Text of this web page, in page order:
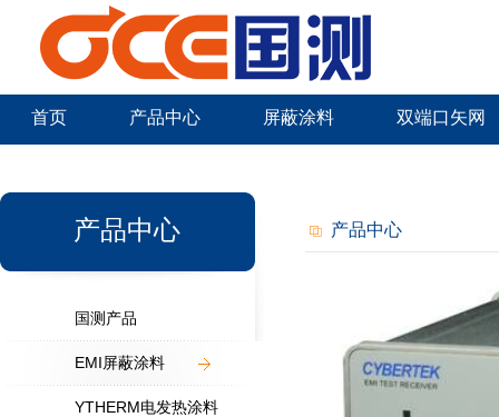
首页 产品中心 屏蔽涂料 双端口矢网
产品中心
国测产品
EMI屏蔽涂料
YTHERM电发热涂料
产品中心